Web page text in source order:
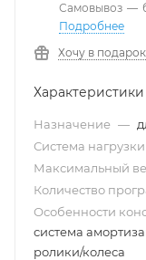
Самовывоз —
Подробнее
Хочу в подарок
Характеристики
Назначение —
Система нагрузки
Максимальный
Количество
Особенности
система
ролики/колеса